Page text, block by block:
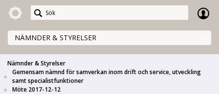
Meetings+
NÄMNDER & STYRELSER
Nämnder & Styrelser
Gemensam nämnd för samverkan inom drift och service, utveckling
samt specialistfunktioner
Möte 2017-12-12